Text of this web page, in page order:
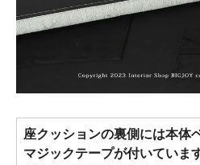
座クッションの裏側には本体
マジックテープが付いていま